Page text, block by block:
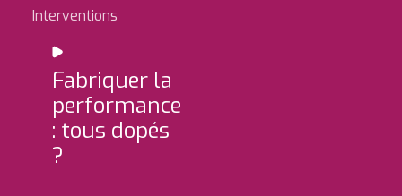
Interventions
Fabriquer la
performance
: tous dopés
?